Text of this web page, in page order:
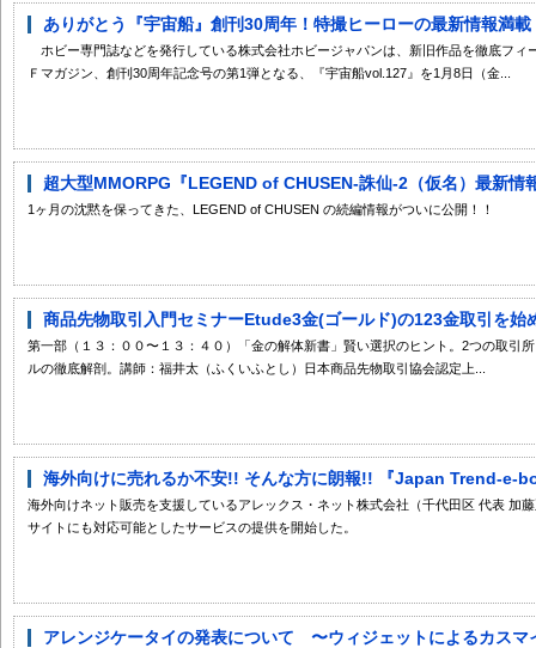
ありがとう『宇宙船』創刊30周年！特撮ヒーローの最新情報満
ホビー専門誌などを発行している株式会社ホビージャパンは、新旧作品を徹底フィ
Ｆマガジン、創刊30周年記念号の第1弾となる、『宇宙船vol.127』を1月8日（金...
超大型MMORPG『LEGEND of CHUSEN-誅仙-2（仮名）最新情
1ヶ月の沈黙を保ってきた、LEGEND of CHUSEN の続編情報がついに公開！！
商品先物取引入門セミナーEtude3金(ゴールド)の123金取引を始
第一部（１３：００〜１３：４０）「金の解体新書」賢い選択のヒント。2つの取引
ルの徹底解剖。講師：福井太（ふくいふとし）日本商品先物取引協会認定上...
海外向けに売れるか不安!! そんな方に朗報!! 『Japan Trend-e-
海外向けネット販売を支援しているアレックス・ネット株式会社（千代田区 代表 加
サイトにも対応可能としたサービスの提供を開始した。
アレンジケータイの発表について 〜ウィジェットによるカスマ